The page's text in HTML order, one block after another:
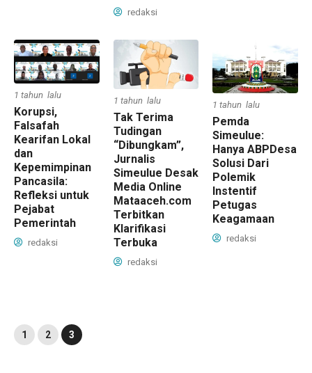
redaksi
1 tahun lalu
Korupsi,
Falsafah
Kearifan Lokal
dan
Kepemimpinan
Pancasila:
Refleksi untuk
Pejabat
Pemerintah
redaksi
1 tahun lalu
Tak Terima
Tudingan
“Dibungkam”,
Jurnalis
Simeulue Desak
Media Online
Mataaceh.com
Terbitkan
Klarifikasi
Terbuka
redaksi
1 tahun lalu
Pemda
Simeulue:
Hanya ABPDesa
Solusi Dari
Polemik
Instentif
Petugas
Keagamaan
redaksi
1 2 3